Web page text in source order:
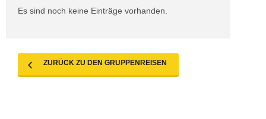
Es sind noch keine Einträge vorhanden.
ZURÜCK ZU DEN GRUPPENREISEN